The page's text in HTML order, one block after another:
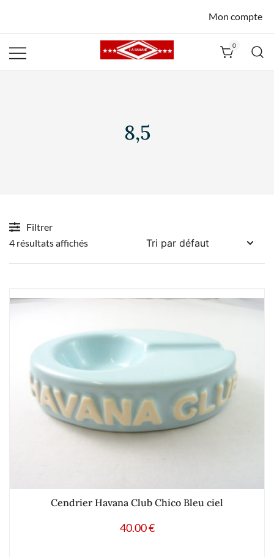
Mon compte
0
8,5
Filtrer
4 résultats affichés
Cendrier Havana Club Chico Bleu ciel
40.00€